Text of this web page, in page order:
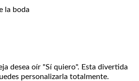
la boda
desea oír "Sí quiero". Esta divertida
personalizarla totalmente.